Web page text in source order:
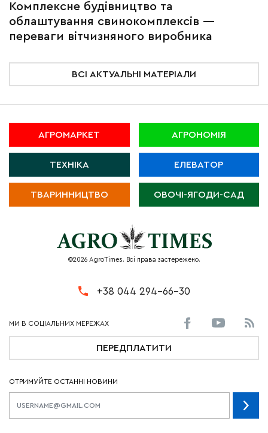
Комплексне будівництво та
облаштування свинокомплексів —
переваги вітчизняного виробника
ВСІ АКТУАЛЬНІ МАТЕРІАЛИ
АГРОМАРКЕТ АГРОНОМІЯ
ТЕХНІКА ЕЛЕВАТОР
ТВАРИННИЦТВО ОВОЧІ-ЯГОДИ-САД
©2026 AgroTimes. Всі права застережено.
+38 044 294-66-30
ПЕРЕДПЛАТИТИ
ОТРИМУЙТЕ ОСТАННІ НОВИНИ